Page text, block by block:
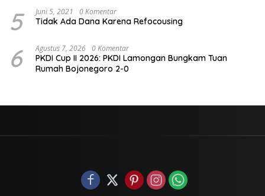
5 Juni 5, 2021 0 Komentar
Tidak Ada Dana Karena Refocousing
6 Agustus 7, 2026 0 Komentar
PKDI Cup II 2026: PKDI Lamongan Bungkam Tuan
Rumah Bojonegoro 2-0